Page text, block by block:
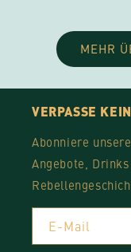
MEHR
VERPASSE
Abonniere
Angebote,
E-Mail